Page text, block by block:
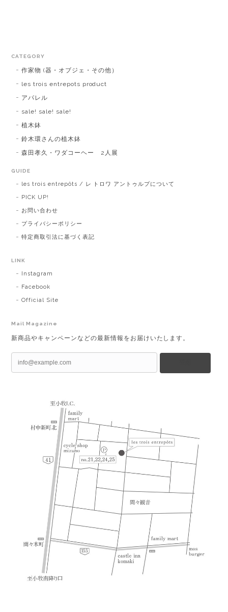
CATEGORY
作家物 (器・オブジェ・その他）
les trois entrepots product
アパレル
sale! sale! sale!
植木鉢
鈴木環さんの植木鉢
森田孝久・ワダコーヘー 2人展
GUIDE
les trois entrepôts / レ トロワ アントゥルプについて
PICK UP!
お問い合わせ
プライバシーポリシー
特定商取引法に基づく表記
LINK
Instagram
Facebook
Official Site
Mail Magazine
新商品やキャンペーンなどの最新情報をお届けいたします。